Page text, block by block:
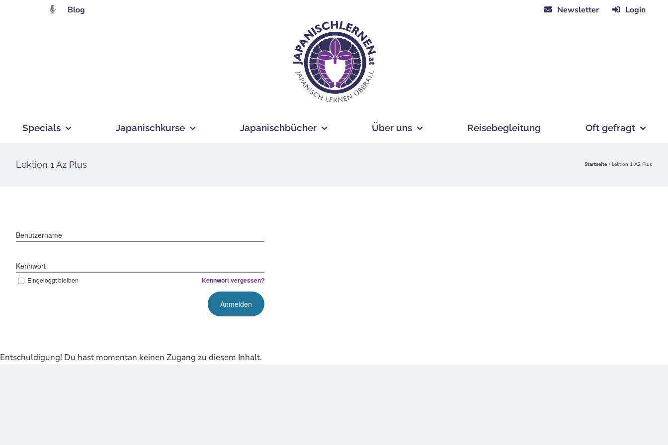
Blog Newsletter Login
Specials Japanischkurse Japanischbücher Über uns Reisebegleitung Oft gefragt
Lektion 1 A2 Plus Startseite Lektion 1 A2 Plus
Benutzername
Kennwort
Eingeloggt bleiben Kennwort vergessen?
Entschuldigung! Du hast momentan keinen Zugang zu diesem Inhalt.